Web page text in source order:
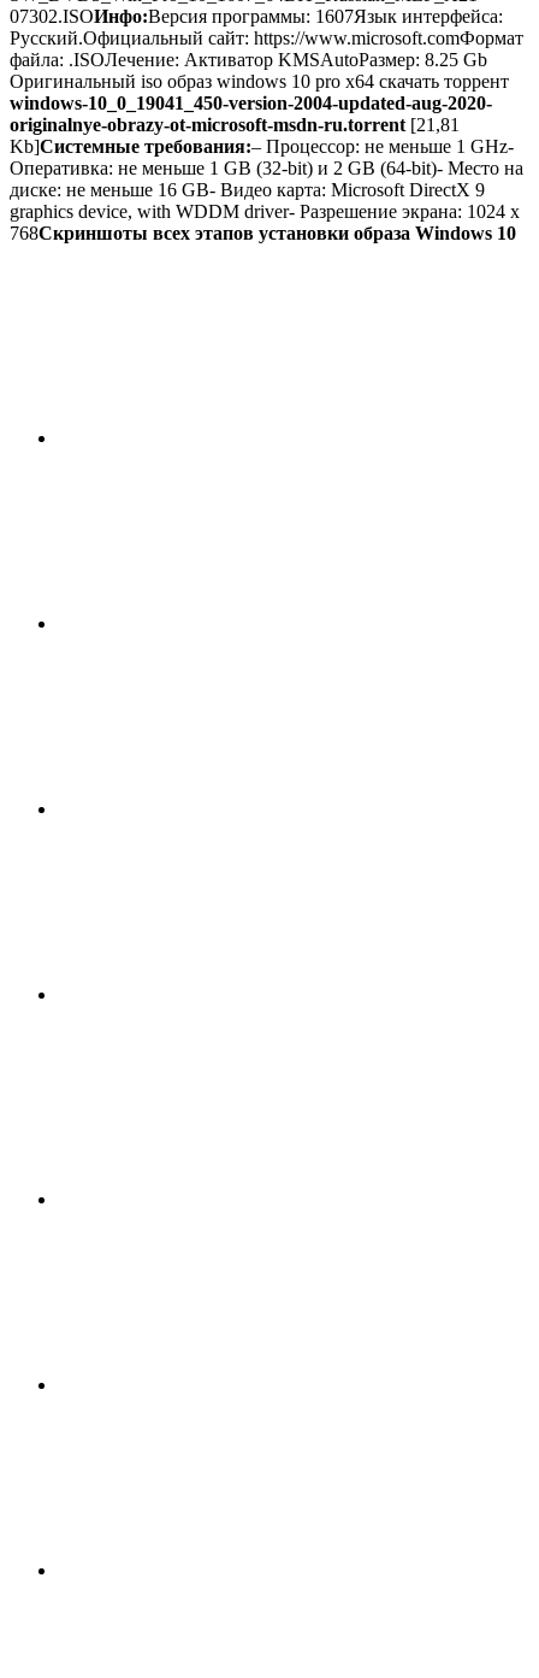
07302.ISOИнфо:Версия программы: 1607Язык интерфейса:
Русский.Официальный сайт: https://www.microsoft.comФормат
файла: .ISOЛечение: Активатор KMSAutoРазмер: 8.25 Gb
Оригинальный iso образ windows 10 pro x64 скачать торрент
windows-10_0_19041_450-version-2004-updated-aug-2020-
originalnye-obrazy-ot-microsoft-msdn-ru.torrent [21,81
Kb]Системные требования:– Процессор: не меньше 1 GHz-
Оперативка: не меньше 1 GB (32-bit) и 2 GB (64-bit)- Место на
диске: не меньше 16 GB- Видео карта: Microsoft DirectX 9
graphics device, with WDDM driver- Разрешение экрана: 1024 x
768Скриншоты всех этапов установки образа Windows 10